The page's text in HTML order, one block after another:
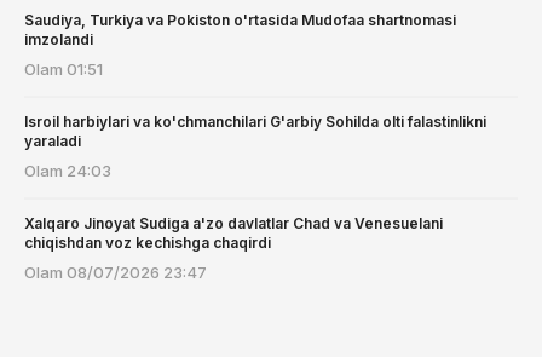
Saudiya, Turkiya va Pokiston o'rtasida Mudofaa shartnomasi
imzolandi
Olam 01:51
Isroil harbiylari va ko'chmanchilari G'arbiy Sohilda olti falastinlikni
yaraladi
Olam 24:03
Xalqaro Jinoyat Sudiga a'zo davlatlar Chad va Venesuelani
chiqishdan voz kechishga chaqirdi
Olam 08/07/2026 23:47